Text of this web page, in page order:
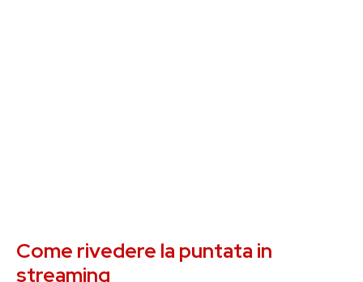
Come rivedere la puntata in
streaming